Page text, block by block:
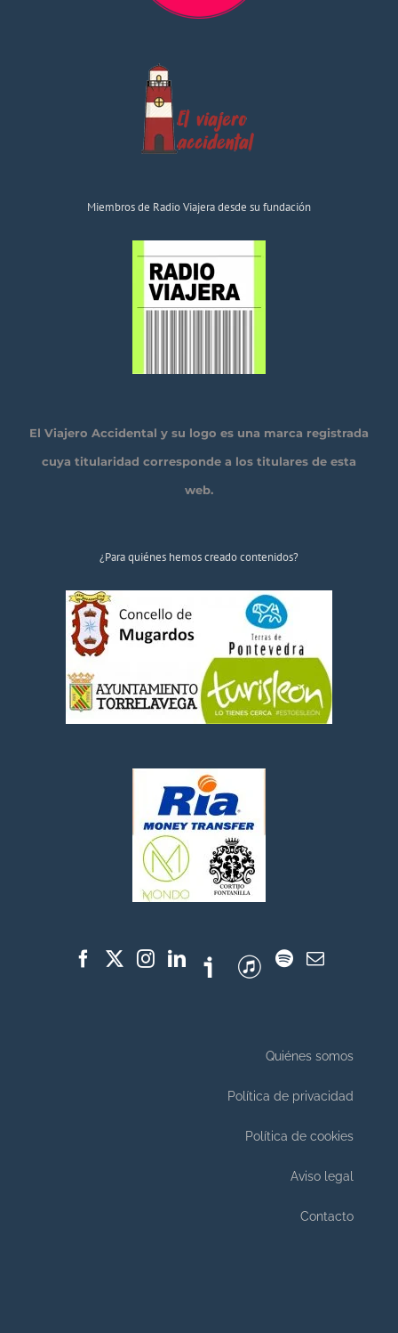
Miembros de Radio Viajera desde su fundación
El Viajero Accidental y su logo es una marca registrada
cuya titularidad corresponde a los titulares de esta
web.
¿Para quiénes hemos creado contenidos?
Quiénes somos
Política de privacidad
Política de cookies
Aviso legal
Contacto